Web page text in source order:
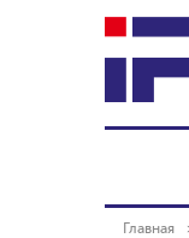
Главная